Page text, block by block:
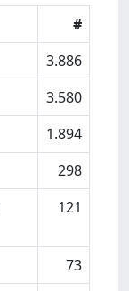
#
3.886
3.580
1.894
298
121
73